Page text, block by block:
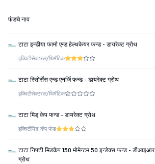
फंडचे नाव
टाटा इन्डीया फार्मा एन्ड हेल्थकेयर फन्ड - डायरेक्ट ग्रोथ
इक्विटीसेक्टरल/थिमॅटिक
टाटा रिसोर्सेस एन्ड एनर्जि फन्ड - डायरेक्ट ग्रोथ
इक्विटीसेक्टरल/थिमॅटिक
टाटा मिड् केप फन्ड - डायरेक्ट ग्रोथ
इक्विटीमिड कॅप फंड
टाटा निफ्टी मिडकैप 150 मोमेन्टम 50 इन्डेक्स फन्ड - डीआइआर
ग्रोथ